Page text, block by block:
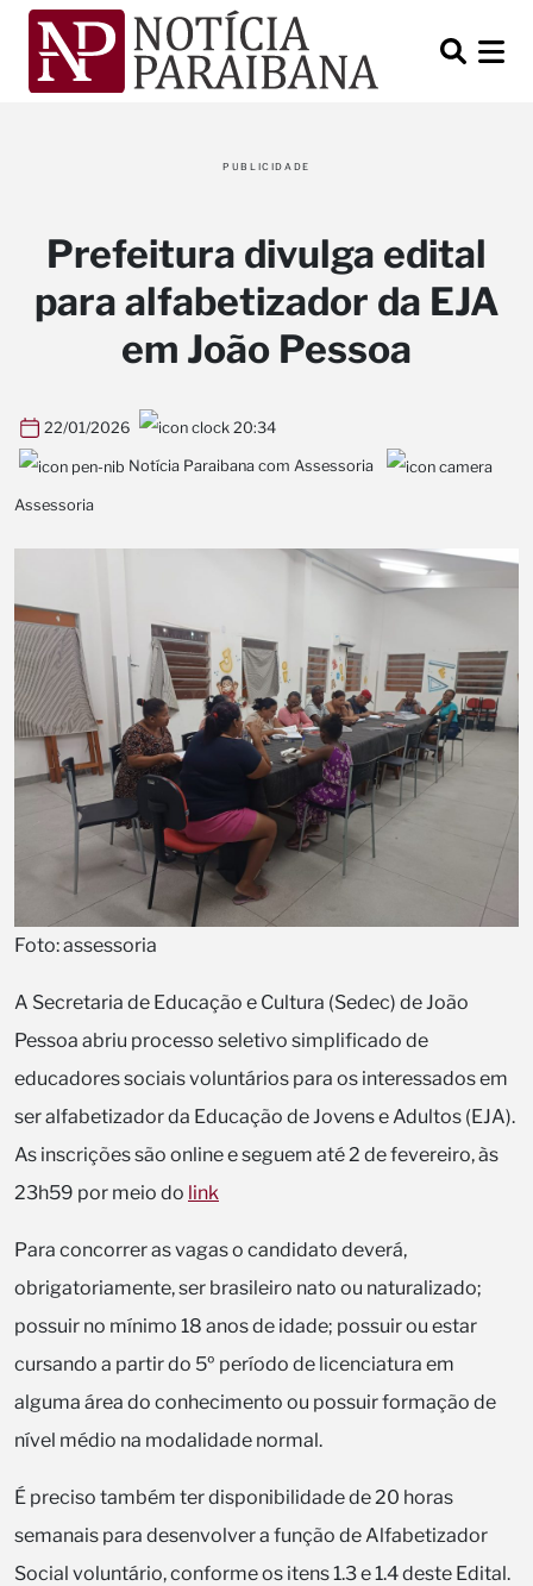
PUBLICIDADE
Prefeitura divulga edital
para alfabetizador da EJA
em João Pessoa
22/01/2026 20:34
Notícia Paraibana com Assessoria
Assessoria
Foto: assessoria
A Secretaria de Educação e Cultura (Sedec) de João
Pessoa abriu processo seletivo simplificado de
educadores sociais voluntários para os interessados em
ser alfabetizador da Educação de Jovens e Adultos (EJA).
As inscrições são online e seguem até 2 de fevereiro, às
23h59 por meio do link
Para concorrer as vagas o candidato deverá,
obrigatoriamente, ser brasileiro nato ou naturalizado;
possuir no mínimo 18 anos de idade; possuir ou estar
cursando a partir do 5º período de licenciatura em
alguma área do conhecimento ou possuir formação de
nível médio na modalidade normal.
É preciso também ter disponibilidade de 20 horas
semanais para desenvolver a função de Alfabetizador
Social voluntário, conforme os itens 1.3 e 1.4 deste Edital.